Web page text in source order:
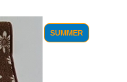
SUMMER